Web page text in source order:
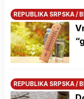
REPUBLIKA SRPSKA /
REPUBLIKA SRPSKA /